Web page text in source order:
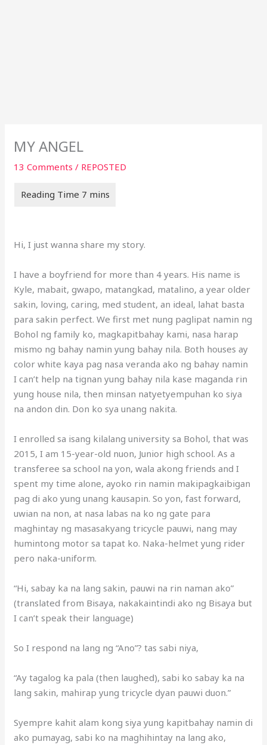
MY ANGEL
13 Comments / REPOSTED
Hi, I just wanna share my story.
I have a boyfriend for more than 4 years. His name is
Kyle, mabait, gwapo, matangkad, matalino, a year older
sakin, loving, caring, med student, an ideal, lahat basta
para sakin perfect. We first met nung paglipat namin ng
Bohol ng family ko, magkapitbahay kami, nasa harap
mismo ng bahay namin yung bahay nila. Both houses ay
color white kaya pag nasa veranda ako ng bahay namin
I can’t help na tignan yung bahay nila kase maganda rin
yung house nila, then minsan natyetyempuhan ko siya
na andon din. Don ko sya unang nakita.
I enrolled sa isang kilalang university sa Bohol, that was
2015, I am 15-year-old nuon, Junior high school. As a
transferee sa school na yon, wala akong friends and I
spent my time alone, ayoko rin namin makipagkaibigan
pag di ako yung unang kausapin. So yon, fast forward,
uwian na non, at nasa labas na ko ng gate para
maghintay ng masasakyang tricycle pauwi, nang may
humintong motor sa tapat ko. Naka-helmet yung rider
pero naka-uniform.
“Hi, sabay ka na lang sakin, pauwi na rin naman ako”
(translated from Bisaya, nakakaintindi ako ng Bisaya but
I can’t speak their language)
So I respond na lang ng “Ano”? tas sabi niya,
“Ay tagalog ka pala (then laughed), sabi ko sabay ka na
lang sakin, mahirap yung tricycle dyan pauwi duon.”
Syempre kahit alam kong siya yung kapitbahay namin di
ako pumayag, sabi ko na maghihintay na lang ako,